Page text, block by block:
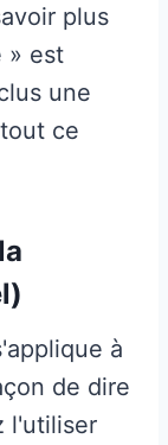
plus
» est
une
ce
à
de dire
l'utiliser